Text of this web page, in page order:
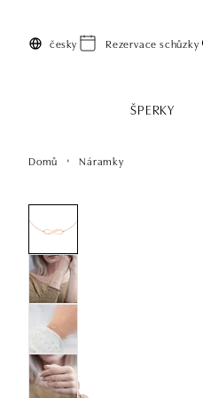
česky Rezervace schůzky
ŠPERKY
Domů Náramky